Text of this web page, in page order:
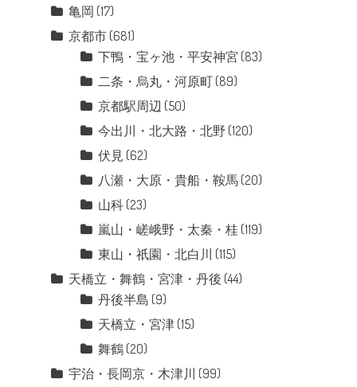
亀岡 (17)
京都市(681)
下鴨・宝ヶ池・平安神宮 (83)
二条・烏丸・河原町(89)
京都駅周辺 (50)
今出川・北大路・北野 (120)
伏見 (62)
八瀬・大原・貴船・鞍馬(20)
山科(23)
嵐山・嵯峨野・太秦・桂 (119)
東山・祇園・北白川 (115)
天橋立・舞鶴・宮津・丹後 (44)
丹後半島 (9)
天橋立・宮津(15)
舞鶴(20)
宇治・長岡京・木津川 (99)